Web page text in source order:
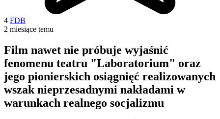
4 FDB
2 miesiące temu
Film nawet nie próbuje wyjaśnić
fenomenu teatru "Laboratorium" oraz
jego pionierskich osiągnięć realizowanych
wszak nieprzesadnymi nakładami w
warunkach realnego socjalizmu